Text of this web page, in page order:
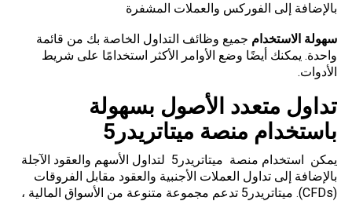
بالإضافة إلى الفوركس والعملات المشفرة
سهولة الاستخدام جميع وظائف التداول الخاصة بك من قائمة
واحدة. يمكنك أيضًا وضع الأوامر الأكثر استخدامًا على شريط
الأدوات.
تداول متعدد الأصول بسهولة
باستخدام منصة ميتاتريدر5
يمكن استخدام منصة ميتاتريدر5 لتداول الأسهم والعقود الآجلة
بالإضافة إلى تداول العملات الأجنبية والعقود مقابل الفروقات
(CFDs). ميتاتريدر5 تدعم مجموعة متنوعة من الأسواق المالية ،